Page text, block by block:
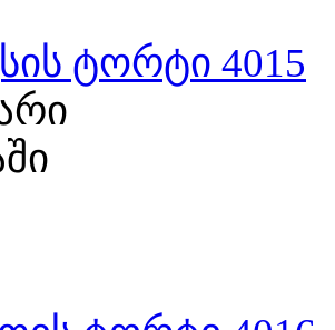
ტორტი 4015